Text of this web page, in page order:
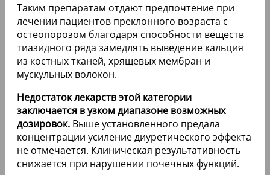
Таким препаратам отдают предпочтение при
лечении пациентов преклонного возраста с
остеопорозом благодаря способности веществ
тиазидного ряда замедлять выведение кальция
из костных тканей, хрящевых мембран и
мускульных волокон.
Недостаток лекарств этой категории
заключается в узком диапазоне возможных
дозировок. Выше установленного предала
концентрации усиление диуретического эффекта
не отмечается. Клиническая результативность
снижается при нарушении почечных функций.